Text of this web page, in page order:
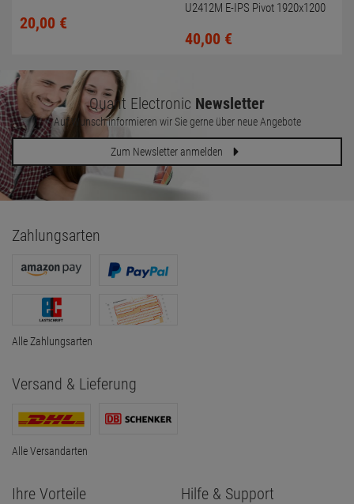
20,00 €
U2412M E-IPS Pivot 1920x1200
40,00 €
Quant Electronic Newsletter
Auf Wunsch informieren wir Sie gerne über neue Angebote
Zum Newsletter anmelden
Zahlungsarten
Alle Zahlungsarten
Versand & Lieferung
Alle Versandarten
Ihre Vorteile Hilfe & Support